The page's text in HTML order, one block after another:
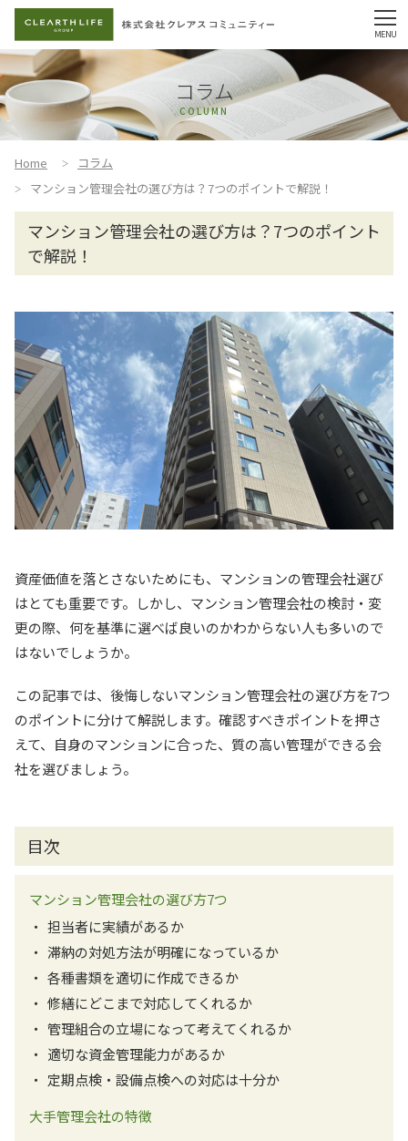
コラム
COLUMN
Home
コラム
マンション管理会社の選び方は？7つのポイントで解説！
マンション管理会社の選び方は？7つのポイント
で解説！
資産価値を落とさないためにも、マンションの管理会社選び
はとても重要です。しかし、マンション管理会社の検討・変
更の際、何を基準に選べば良いのかわからない人も多いので
はないでしょうか。
この記事では、後悔しないマンション管理会社の選び方を7つ
のポイントに分けて解説します。確認すべきポイントを押さ
えて、自身のマンションに合った、質の高い管理ができる会
社を選びましょう。
目次
マンション管理会社の選び方7つ
担当者に実績があるか
滞納の対処方法が明確になっているか
各種書類を適切に作成できるか
修繕にどこまで対応してくれるか
管理組合の立場になって考えてくれるか
適切な資金管理能力があるか
定期点検・設備点検への対応は十分か
大手管理会社の特徴